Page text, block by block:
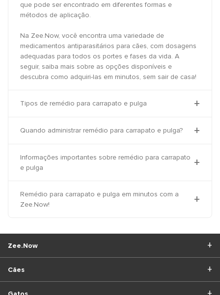
que pode ser encontrado em diferentes formas e
métodos de aplicação.
Na Zee.Now, você encontra uma variedade de
medicamentos antiparasitários para cães, com dosagens
adequadas para todos os portes e fases da vida. A
seguir, saiba mais sobre as opções disponíveis e
descubra como adquiri-las em minutos, sem sair de casa!
Tipos de remédio para carrapato e pulga
Quando administrar remédio para carrapato e pulga?
Informações importantes sobre remédio para carrapato
e pulga
Remédio para carrapato e pulga em minutos com a
Zee.Now!
Cães
Zee.Now